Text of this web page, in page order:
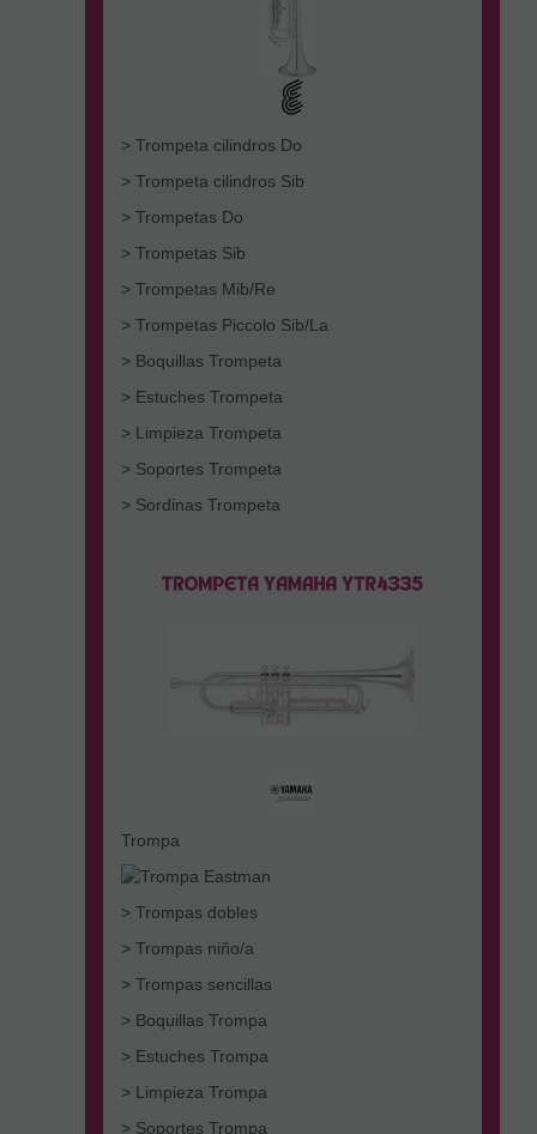
> Trompeta cilindros Do
> Trompeta cilindros Sib
> Trompetas Do
> Trompetas Sib
> Trompetas Mib/Re
> Trompetas Piccolo Sib/La
> Boquillas Trompeta
> Estuches Trompeta
> Limpieza Trompeta
> Soportes Trompeta
> Sordinas Trompeta
Trompa
> Trompas dobles
> Trompas niño/a
> Trompas sencillas
> Boquillas Trompa
> Estuches Trompa
> Limpieza Trompa
> Soportes Trompa